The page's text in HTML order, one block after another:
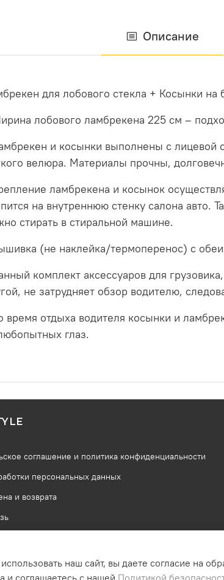
Описание
для лобового стекла + Косынки
лобового ламбрекена 225 см –
и косынки выполнены с лицевой
велюра. Материалы прочны,
ламбрекена и косынок
на внутреннюю стенку салона авто.
стирать в стиральной машине.
(не наклейка/термоперенос) с
комплект аксессуаров для
не затрудняет обзор водителю,
время отдыха водителя косынки и
глаз.
соглашение и политика конфиденциальности
персональных данных
и возврата
наш сайт, вы даете согласие на